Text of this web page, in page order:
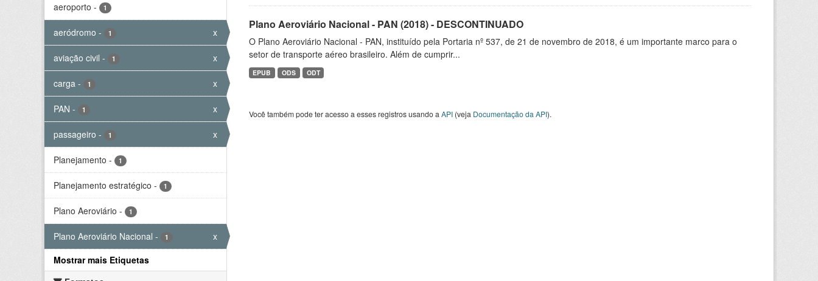
aeroporto - 1
aeródromo - 1 x
aviação civil - 1 x
carga - 1 x
PAN - 1 x
passageiro - 1 x
Planejamento - 1
Planejamento estratégico - 1
Plano Aeroviário - 1
Plano Aeroviário Nacional - 1
x
Mostrar mais Etiquetas
Plano Aeroviário Nacional - PAN (2018) - DESCONTINUADO
O Plano Aeroviário Nacional - PAN, instituído pela Portaria nº 537, de 21 de novembro de 2018, é um importante marco para o
setor de transporte aéreo brasileiro. Além de cumprir...
EPUB ODS ODT
Você também pode ter acesso a esses registros usando a API(veja Documentação da API).